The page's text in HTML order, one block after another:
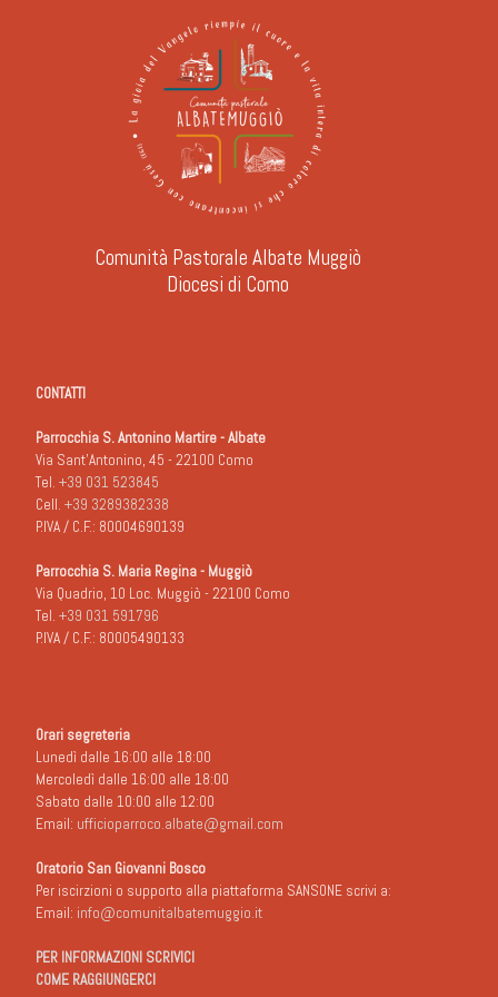
Comunità Pastorale Albate Muggiò
Diocesi di Como
CONTATTI
Parrocchia S. Antonino Martire - Albate
Via Sant'Antonino, 45 - 22100 Como
Tel. +39 031 523845
Cell. +39 3289382338
P.IVA / C.F.: 80004690139
Parrocchia S. Maria Regina - Muggiò
Via Quadrio, 10 Loc. Muggiò - 22100 Como
Tel. +39 031 591796
P.IVA / C.F.: 80005490133
Orari segreteria
Lunedì dalle 16:00 alle 18:00
Mercoledì dalle 16:00 alle 18:00
Sabato dalle 10:00 alle 12:00
Email: ufficioparroco.albate@gmail.com
Oratorio San Giovanni Bosco
Per iscirzioni o supporto alla piattaforma SANSONE scrivi a:
Email: info@comunitalbatemuggio.it
PER INFORMAZIONI SCRIVICI
COME RAGGIUNGERCI